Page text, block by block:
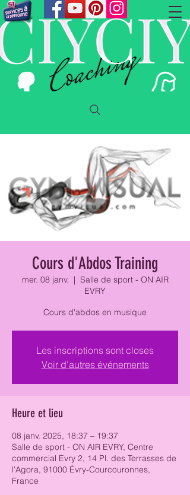
Cours d'Abdos Training
mer. 08 janv.
  |
Salle de sport - ON AIR
EVRY
Cours d'abdos en musique
Les inscriptions sont closes
Voir d'autres événements
Heure et lieu
08 janv. 2025, 18:37 – 19:37
Salle de sport - ON AIR EVRY, Centre
commercial Evry 2, 14 Pl. des Terrasses de
l'Agora, 91000 Évry-Courcouronnes,
France